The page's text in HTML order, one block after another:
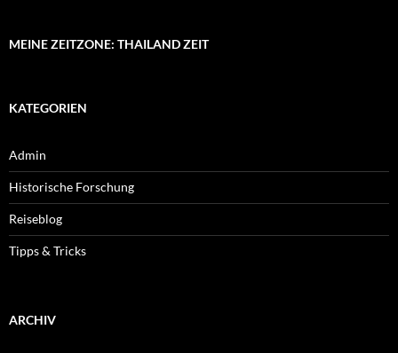
MEINE ZEITZONE: THAILAND ZEIT
KATEGORIEN
Admin
Historische Forschung
Reiseblog
Tipps & Tricks
ARCHIV